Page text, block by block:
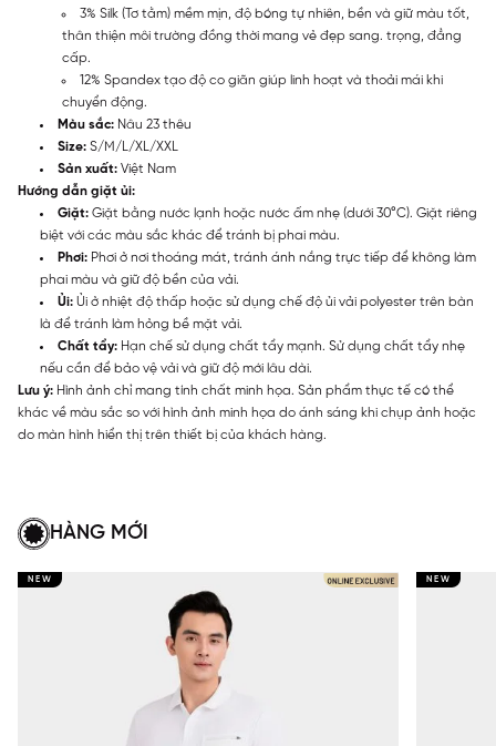
3% Silk (Tơ tằm) mềm mịn, độ bóng tự nhiên, bền và giữ màu tốt,
thân thiện môi trường đồng thời mang vẻ đẹp sang. trọng, đẳng
cấp.
12% Spandex tạo độ co giãn giúp linh hoạt và thoải mái khi
chuyển động.
Màu sắc: Nâu 23 thêu
Size: S/M/L/XL/XXL
Sản xuất: Việt Nam
Hướng dẫn giặt ủi:
Giặt: Giặt bằng nước lạnh hoặc nước ấm nhẹ (dưới 30°C). Giặt riêng
biệt với các màu sắc khác để tránh bị phai màu.
Phơi: Phơi ở nơi thoáng mát, tránh ánh nắng trực tiếp để không làm
phai màu và giữ độ bền của vải.
Ủi: Ủi ở nhiệt độ thấp hoặc sử dụng chế độ ủi vải polyester trên bàn
là để tránh làm hỏng bề mặt vải.
Chất tẩy: Hạn chế sử dụng chất tẩy mạnh. Sử dụng chất tẩy nhẹ
nếu cần để bảo vệ vải và giữ độ mới lâu dài.
Lưu ý: Hình ảnh chỉ mang tính chất minh họa. Sản phẩm thực tế có thể
khác về màu sắc so với hình ảnh minh họa do ánh sáng khi chụp ảnh hoặc
do màn hình hiển thị trên thiết bị của khách hàng.
HÀNG MỚI
NEW NEW